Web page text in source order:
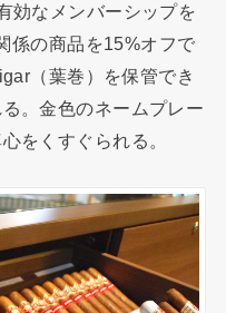
効なメンバーシップを
係の商品を15%オフで
（葉巻）を保管でき
。金色のネームプレー
をくすぐられる。